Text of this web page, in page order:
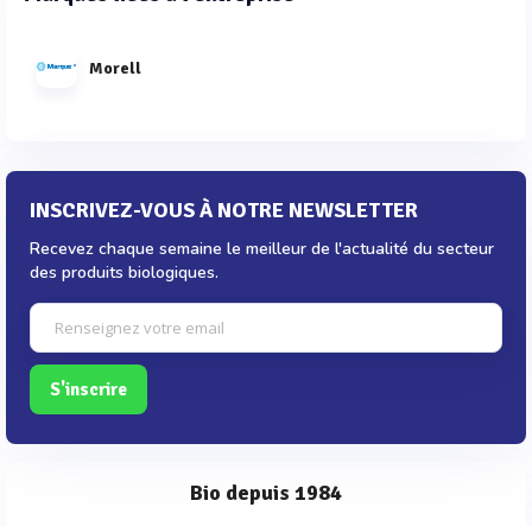
Morell
INSCRIVEZ-VOUS À NOTRE NEWSLETTER
Recevez chaque semaine le meilleur de l'actualité du secteur
des produits biologiques.
S'inscrire
Bio depuis 1984